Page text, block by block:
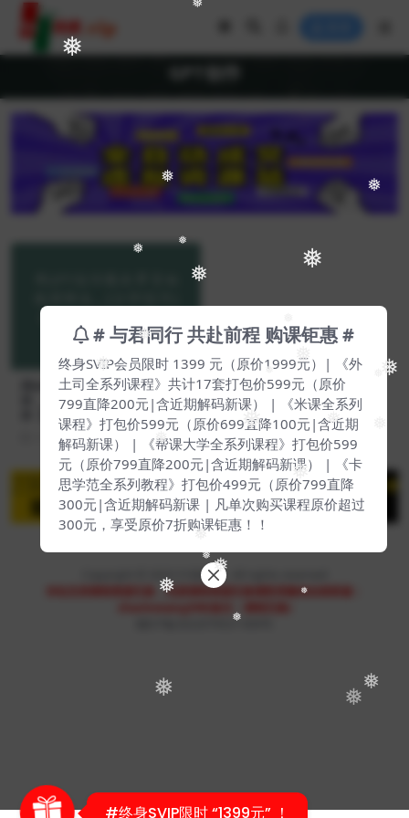
❅
❅
❅
❅
❅
❅
❅
❅
❅
❅
❅
❅
❅
❅
❅
❅
❅ ❅
❅
❅
❅
❅
❅
❅
用GPT创作爆款带货短视频脚
本，2分钟创作10条短视频脚
本【E-00028】
1 年前 27 48
Copyright © 2023 51找课网 - All rights reserved
本站支持课程资源互换，优质课程资源互换请联系微信在线客服：
赣ICP备2022079527-009号
#终身SVIP限时 “1399元” ！
# 与君同行 共赴前程 购课钜惠 #
终身SVIP会员限时 1399 元（原价1999元）| 《外
土司全系列课程》共计17套打包价599元（原价
799直降200元|含近期解码新课） | 《米课全系列
课程》打包价599元（原价699直降100元|含近期
解码新课） | 《帮课大学全系列课程》打包价599
元（原价799直降200元|含近期解码新课） | 《卡
思学范全系列教程》打包价499元（原价799直降
300元|含近期解码新课 | 凡单次购买课程原价超过
300元，享受原价7折购课钜惠！！